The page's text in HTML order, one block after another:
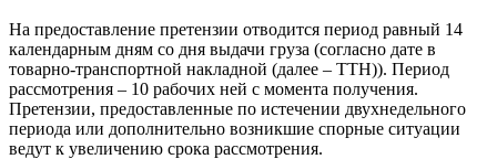
На предоставление претензии отводится период равный 14
календарным дням со дня выдачи груза (согласно дате в
товарно-транспортной накладной (далее – ТТН)). Период
рассмотрения – 10 рабочих ней с момента получения.
Претензии, предоставленные по истечении двухнедельного
периода или дополнительно возникшие спорные ситуации
ведут к увеличению срока рассмотрения.